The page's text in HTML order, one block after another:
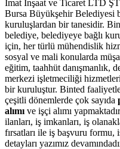
İmat İnşaat ve Ticaret LTD
Bursa Büyükşehir Belediyesi
kuruluşlardan bir tanesidir.
belediye, belediyeye bağlı
için, her türlü mühendislik
sosyal ve mali konularda
eğitim, taahhüt danışmanlık,
merkezi işletmeciliği
bir kuruluştur. Binted
çeşitli dönemlerde çok sayıda
alımı ve işçi alımı
ilanları, iş imkanları, iş
fırsatları ile iş başvuru
detayları yazımız